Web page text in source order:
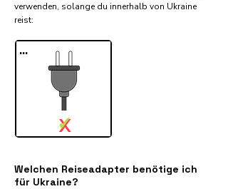
verwenden, solange du innerhalb von Ukraine
reist:​
...
X
✓
Welchen Reiseadapter benötige ich
für Ukraine?